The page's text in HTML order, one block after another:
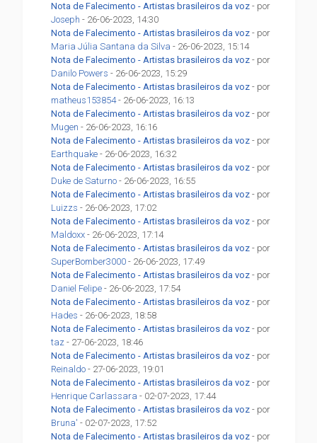
Nota de Falecimento - Artistas brasileiros da voz - por
Joseph - 26-06-2023, 14:30
Nota de Falecimento - Artistas brasileiros da voz - por
Maria Júlia Santana da Silva - 26-06-2023, 15:14
Nota de Falecimento - Artistas brasileiros da voz - por
Danilo Powers - 26-06-2023, 15:29
Nota de Falecimento - Artistas brasileiros da voz - por
matheus153854- 26-06-2023, 16:13
Nota de Falecimento - Artistas brasileiros da voz - por
Mugen - 26-06-2023, 16:16
Nota de Falecimento - Artistas brasileiros da voz - por
Earthquake - 26-06-2023, 16:32
Nota de Falecimento - Artistas brasileiros da voz - por
Duke de Saturno - 26-06-2023, 16:55
Nota de Falecimento - Artistas brasileiros da voz - por
Luizzs - 26-06-2023, 17:02
Nota de Falecimento - Artistas brasileiros da voz - por
Maldoxx - 26-06-2023, 17:14
Nota de Falecimento - Artistas brasileiros da voz - por
SuperBomber3000 - 26-06-2023, 17:49
Nota de Falecimento - Artistas brasileiros da voz - por
Daniel Felipe - 26-06-2023, 17:54
Nota de Falecimento - Artistas brasileiros da voz - por
Hades - 26-06-2023, 18:58
Nota de Falecimento - Artistas brasileiros da voz - por
taz - 27-06-2023, 18:46
Nota de Falecimento - Artistas brasileiros da voz - por
Reinaldo - 27-06-2023, 19:01
Nota de Falecimento - Artistas brasileiros da voz - por
Henrique Carlassara - 02-07-2023, 17:44
Nota de Falecimento - Artistas brasileiros da voz - por
Bruna' - 02-07-2023, 17:52
Nota de Falecimento - Artistas brasileiros da voz - por